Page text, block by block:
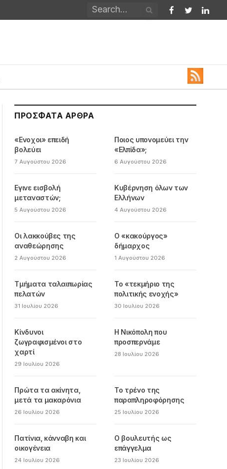
Facebook
Twitter
ΠΡΌΣΦΑΤΑ ΆΡΘΡΑ
«Ενοχοι» επειδή
βολεύει
7 Αυγούστου 2026
Ποιος υπονομεύει την
«Ελπίδα»;
6 Αυγούστου 2026
Εγινε εισβολή
μεταναστών;
5 Αυγούστου 2026
Κυβέρνηση όλων των
Ελλήνων
4 Αυγούστου 2026
Οι λακκούβες της
αναθεώρησης
2 Αυγούστου 2026
Ο «κακούργος»
δήμαρχος
1 Αυγούστου 2026
Τμήματα ταλαιπωρίας
πελατών
31 Ιουλίου 2026
Το «τεκμήριο της
πολιτικής ενοχής»
30 Ιουλίου 2026
Κίνδυνοι
ζωγραφισμένοι στο
χαρτί
29 Ιουλίου 2026
Η Νικόπολη που
προσπερνάμε
28 Ιουλίου 2026
Πρώτα τα ακίνητα,
μετά τα μακαρόνια
26 Ιουλίου 2026
Το τρένο της
παραπληροφόρησης
25 Ιουλίου 2026
Πατίνια, κάνναβη και
οικογένεια
24 Ιουλίου 2026
Ο βουλευτής ως
επάγγελμα
23 Ιουλίου 2026